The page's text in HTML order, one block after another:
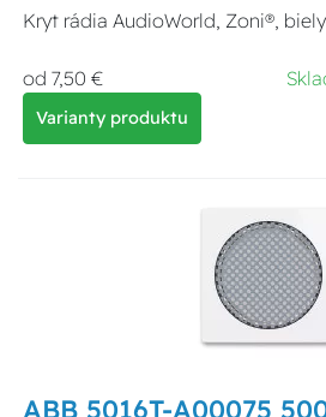
Kryt rádia AudioWorld, Zoni®, biely
od 7,50 €
Varianty produktu
ABB 5016T-A00075